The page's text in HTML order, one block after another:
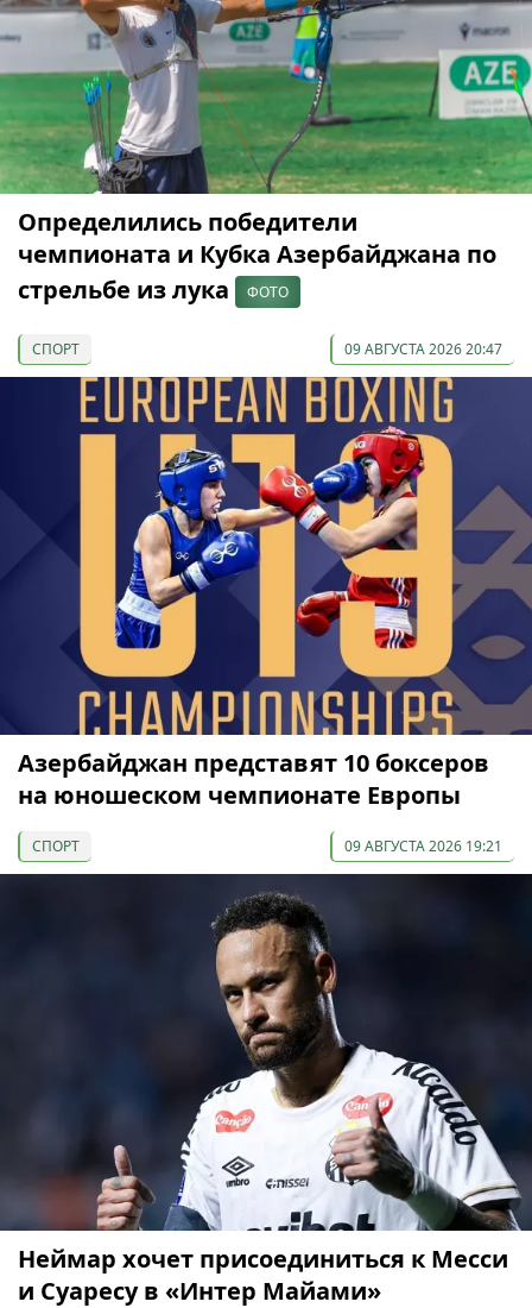
Определились победители
чемпионата и Кубка Азербайджана по
стрельбе из лука
ФОТО
СПОРТ 09 АВГУСТА 2026 20:47
Азербайджан представят 10 боксеров
на юношеском чемпионате Европы
СПОРТ 09 АВГУСТА 2026 19:21
Неймар хочет присоединиться к Месси
и Суаресу в «Интер Майами»